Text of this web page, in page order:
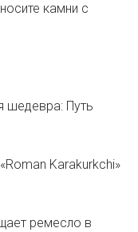
камни с
шедевра: Путь
Karakurkchi»
ремесло в